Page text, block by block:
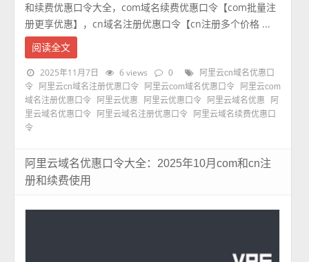
和续费优惠口令大全，com域名续费优惠口令【com批量注
册更享优惠】，cn域名注册优惠口令【cn注册多个价格 ...
阅读全文
2025年11月7日 6 views 0
阿里云cn域名优惠口
令
阿里云cn域名注册优惠口令 阿里云com域名优惠口令
阿里云com
域名注册优惠口令
阿里云优惠 阿里云优惠口令 阿里云域名优惠
阿
里云域名优惠口令
阿里云域名注册优惠口令
阿里云域名续费优惠口
令
阿里云域名优惠口令大全：2025年10月com和cn注
册和续费使用